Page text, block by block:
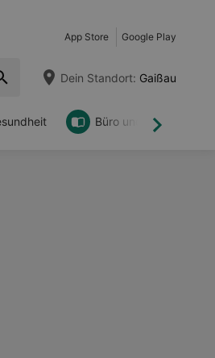
App Store Google Play
Dein Standort: Gaißau
Weiter
Büro und DIY